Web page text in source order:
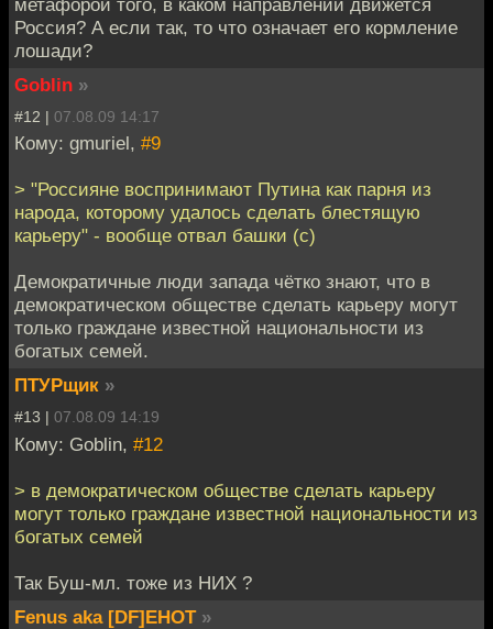
метафорой того, в каком направлении движется
Россия? А если так, то что означает его кормление
лошади?
Goblin »
#12 | 07.08.09 14:17
Кому: gmuriel, #9
> "Россияне воспринимают Путина как парня из
народа, которому удалось сделать блестящую
карьеру" - вообще отвал башки (с)
Демократичные люди запада чётко знают, что в
демократическом обществе сделать карьеру могут
только граждане известной национальности из
богатых семей.
ПТУРщик »
#13 | 07.08.09 14:19
Кому: Goblin, #12
> в демократическом обществе сделать карьеру
могут только граждане известной национальности из
богатых семей
Так Буш-мл. тоже из НИХ ?
Fenus aka [DF]EHOT »